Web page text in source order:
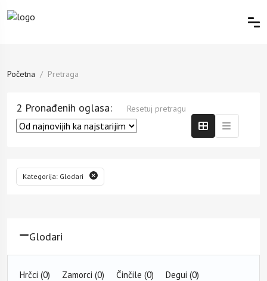
Početna Pretraga
2 Pronađenih oglasa: Resetuj pretragu
Kategorija: Glodari
Glodari
Hrčci (0) Zamorci (0) Činčile (0) Degui (0)